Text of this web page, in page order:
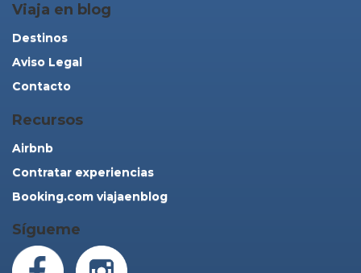
Viaja en blog
Destinos
Aviso Legal
Contacto
Recursos
Airbnb
Contratar experiencias
Booking.com viajaenblog
Sígueme